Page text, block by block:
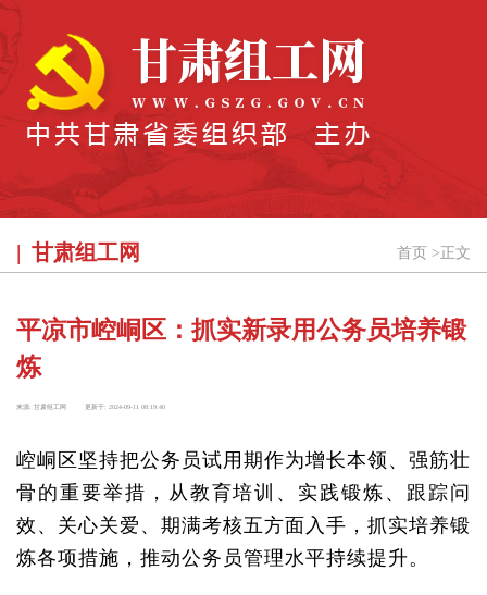
甘肃组工网 首页 > 正文
平凉市崆峒区：抓实新录用公务员培养锻
炼
来源: 甘肃组工网 更新于: 2024-09-11 08:19:40
崆峒区坚持把公务员试用期作为增长本领、强筋壮
骨的重要举措，从教育培训、实践锻炼、跟踪问
效、关心关爱、期满考核五方面入手，抓实培养锻
炼各项措施，推动公务员管理水平持续提升。